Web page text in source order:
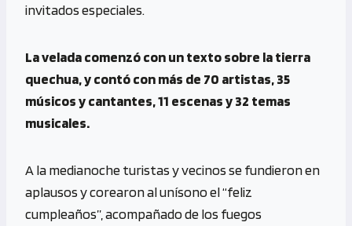
invitados especiales.
La velada comenzó con un texto sobre la tierra
quechua, y contó con más de 70 artistas, 35
músicos y cantantes, 11 escenas y 32 temas
musicales.
A la medianoche turistas y vecinos se fundieron en
aplausos y corearon al unísono el “feliz
cumpleaños”, acompañado de los fuegos